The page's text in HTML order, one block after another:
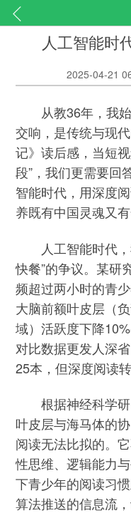
人工智能时
2025-04-21
从教36年，我始
交响，是传统与现
记》读后感，当短
段”，我们更需要
智能时代，用深度
养既有中国灵魂又
人工智能时代，
快餐”的争议。某研
频超过两小时的青
大脑前额叶皮层（
域）活跃度下降
对比数据更发人深
25本，但深度阅读
根据神经科学研
叶皮层与海马体的
阅读无法比拟的。
性思维、逻辑能力
下青少年的阅读习
算法推送的信息流